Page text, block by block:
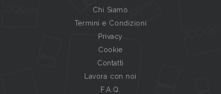
Chi Siamo
Termini e Condizioni
Privacy
Cookie
Contatti
Lavora con noi
F.A.Q.